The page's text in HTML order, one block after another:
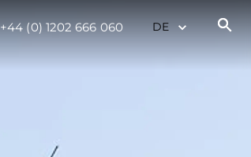
+44 (0) 1202 666 060